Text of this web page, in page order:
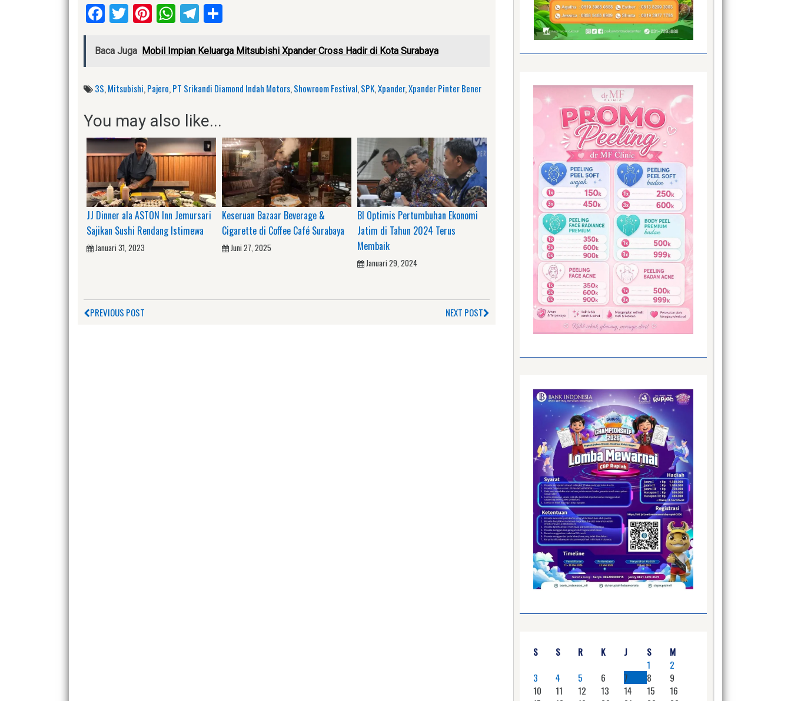
Facebook
Twitter
Pinterest
WhatsApp
Telegram
Baca Juga Mobil Impian Keluarga Mitsubishi Xpander Cross Hadir di Kota Surabaya
3S,Mitsubishi,Pajero,PT Srikandi Diamond Indah Motors,Showroom Festival,SPK,Xpander,Xpander Pinter Bener
You may also like...
JJ Dinner ala ASTON Inn Jemursari
Sajikan Sushi Rendang Istimewa
Januari 31, 2023
Keseruan Bazaar Beverage &
Cigarette di Coffee Café Surabaya
Juni 27, 2025
BI Optimis Pertumbuhan Ekonomi
Jatim di Tahun 2024 Terus
Membaik
Januari 29, 2024
PREVIOUS POST NEXT POST
S S R K J S
M
1
2
3
4 5 6 7 8
9
10
11 12 13 14 15
16